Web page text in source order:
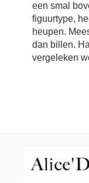
een smal
figuurtype,
heupen.
dan billen.
vergeleken